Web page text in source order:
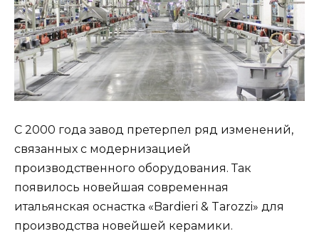
С 2000 года завод претерпел ряд изменений,
связанных с модернизацией
производственного оборудования. Так
появилось новейшая современная
итальянская оснастка «Bardieri & Tarozzi» для
производства новейшей керамики.